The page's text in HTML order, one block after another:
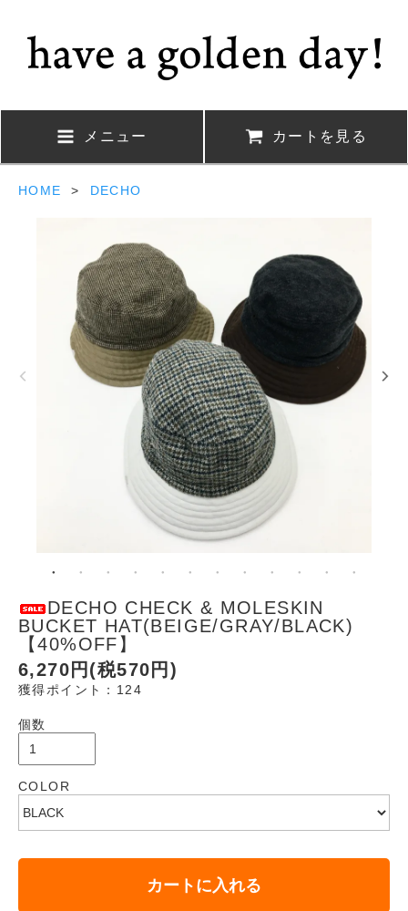
メニュー カートを見る
HOME > DECHO
DECHO CHECK & MOLESKIN
BUCKET HAT(BEIGE/GRAY/BLACK)
【40%OFF】
6,270円(税570円)
獲得ポイント：124
個数
COLOR
カートに入れる